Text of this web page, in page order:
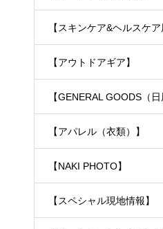
【スキンケア&ヘルスケア
【アウトドアギア】
【GENERAL GOODS（
【アパレル（衣類）】
【NAKI PHOTO】
【スペシャル現地情報】